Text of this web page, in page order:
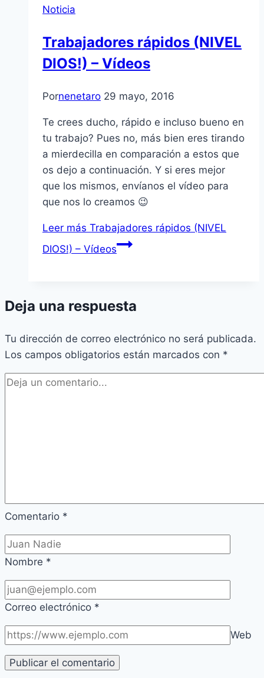
Noticia
Trabajadores rápidos (NIVEL
DIOS!) – Vídeos
Pornenetaro 29 mayo, 2016
Te crees ducho, rápido e incluso bueno en
tu trabajo? Pues no, más bien eres tirando
a mierdecilla en comparación a estos que
os dejo a continuación. Y si eres mejor
que los mismos, envíanos el vídeo para
que nos lo creamos 😉
Leer más Trabajadores rápidos (NIVEL
DIOS!) – Vídeos
Deja una respuesta
Tu dirección de correo electrónico no será publicada.
Los campos obligatorios están marcados con *
Comentario *
Nombre *
Correo electrónico *
Web